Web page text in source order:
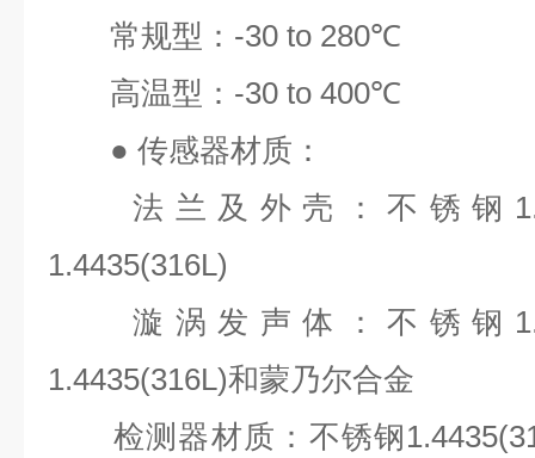
常规型： -30 to 280℃
高温型： -30 to 400℃
● 传感器材质：
法兰及外壳：不锈钢
1.4435(316L)
漩涡发声体：不锈钢
1.4435(316L)和蒙乃尔合金
检测器材质：不锈钢